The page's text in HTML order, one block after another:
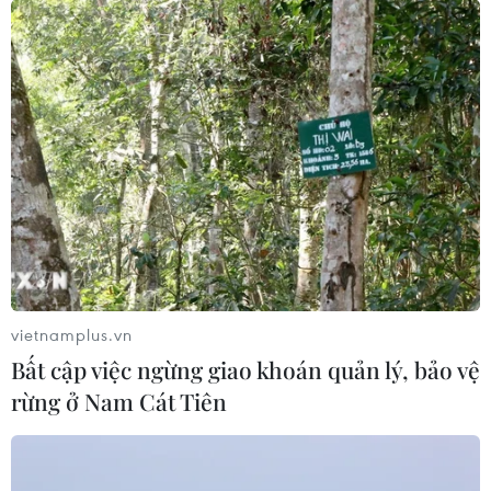
Điện mừng kỷ niệm lần thứ 74 Ngày
Quốc khánh Cộng hòa Arab Ai Cập
24/07/2026 00:00
Thảm sát ở Tây Bắc Nigeria, ít nhất
24 người đã thiệt mạng
23/07/2026 22:47
Dịch tả bùng phát nghiêm trọng tại
Nigeria, hàng trăm người tử vong
23/07/2026 07:23
vietnamplus.vn
Bất cập việc ngừng giao khoán quản lý, bảo vệ
rừng ở Nam Cát Tiên